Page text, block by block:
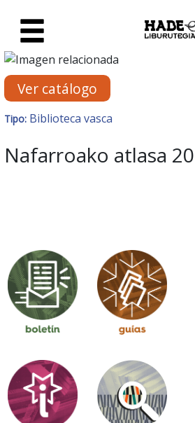
Ficha de
Ver catálogo
Tipo: Biblioteca vasca
Nafarroako atlasa